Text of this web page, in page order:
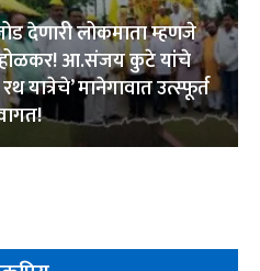
देणारी लोकमाता म्हणजे
होळकर! आ.संजय कुटे यांचे
यात्रेचे’ मानेगावात उत्स्फूर्त